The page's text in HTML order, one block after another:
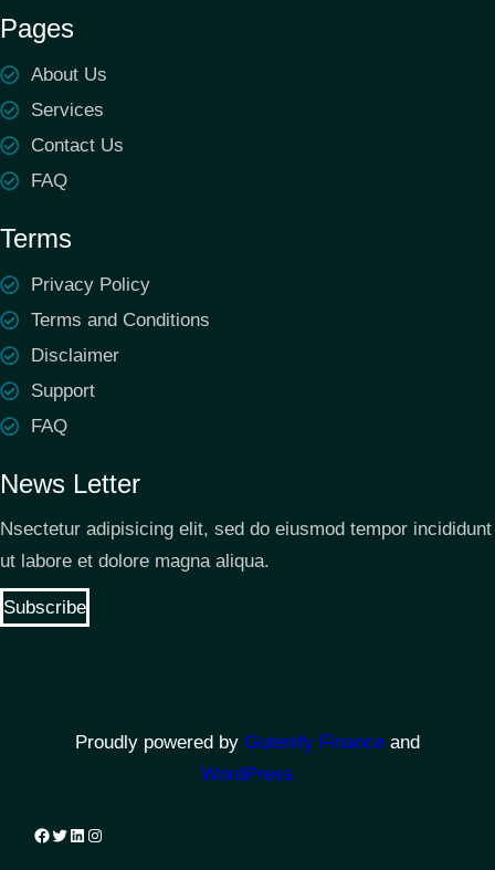
Pages
About Us
Services
Contact Us
FAQ
Terms
Privacy Policy
Terms and Conditions
Disclaimer
Support
FAQ
News Letter
Nsectetur adipisicing elit, sed do eiusmod tempor incididunt
ut labore et dolore magna aliqua.
Subscribe
Proudly powered by Gutenify Finance and
WordPress
Facebook
Twitter
LinkedIn
Instagram